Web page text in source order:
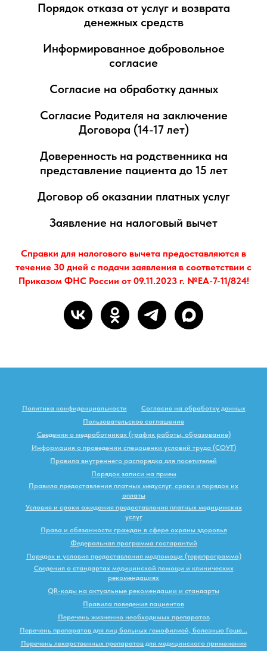
Порядок отказа от услуг и возврата
денежных средств
Информированное добровольное
согласие
Согласие на обработку данных
Согласие Родителя на заключение
Договора (14-17 лет)
Доверенность на родственника на
представление пациента до 15 лет
Договор об оказании платных услуг
Заявление на налоговый вычет
Справки для налогового вычета предоставляются в
течение 30 дней с подачи заявления в соответствии с
Приказом ФНС России от 09.11.2023 г. №ЕА-7-11/824!
Политика конфиденциальности
Согласие на обработку данных
Пользовательское соглашение
Сведения о медработниках (график работы, образование)
Информация о проведении спецоценки условий труда (СОУТ)
Правила внутреннего распорядка для посетителей
Порядок записи на прием
Правила предоставления платных медуслуг, сроки и порядок их
оплаты
Условия и сроки ожидания предоставления платных медицинских
услуг
Права и обязанности граждан в сфере охраны здоровья
Федеральная программа госгарантий
Порядок и условия предоставления медпомощи (террпрограмма)
Сведения о стандартах медицинской помощи и клинических
рекомендациях
QR-коды на актуальные рекомендации и стандарты
Правила поведения пациентов
Перечень жизненно необходимых препаратов
Перечень препаратов для лиц больных гемофилией, болезнью Гоше...
Перечень лекарственных препаратов для медицинского применения